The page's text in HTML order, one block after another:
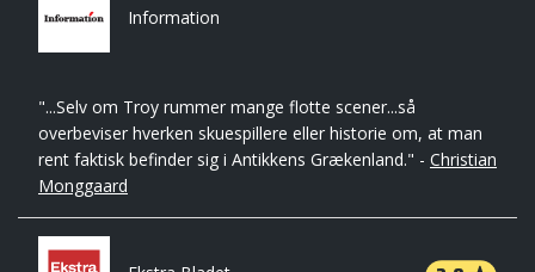
Information
"...Selv om Troy rummer mange flotte scener...så
overbeviser hverken skuespillere eller historie om, at man
rent faktisk befinder sig i Antikkens Grækenland." - Christian
Monggaard